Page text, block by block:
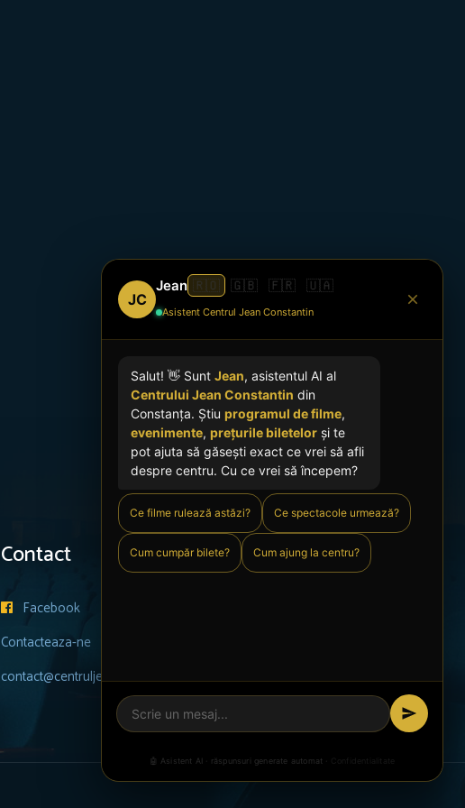
Contact

Facebook
Contacteaza-ne
contact@centruljeanconstantin.ro
JC
Jean 🇷🇴 🇬🇧 🇫🇷 🇺🇦
Asistent Centrul Jean Constantin
Salut! 👋 Sunt Jean, asistentul AI al
Centrului Jean Constantin din
Constanța. Știu programul de filme,
evenimente, prețurile biletelor și te
pot ajuta să găsești exact ce vrei să afli
despre centru. Cu ce vrei să începem?
Ce filme rulează astăzi? Ce spectacole urmează?
Cum cumpăr bilete? Cum ajung la centru?
🤖 Asistent AI · răspunsuri generate automat ·